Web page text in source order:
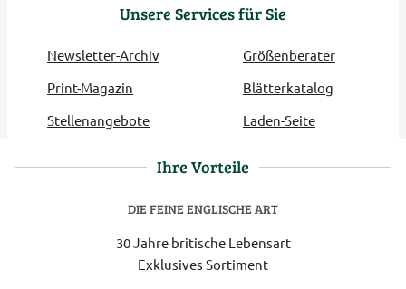
Unsere Services für Sie
Newsletter-Archiv
Größenberater
Print-Magazin
Blätterkatalog
Stellenangebote
Laden-Seite
Ihre Vorteile
DIE FEINE ENGLISCHE ART
30 Jahre britische Lebensart
Exklusives Sortiment